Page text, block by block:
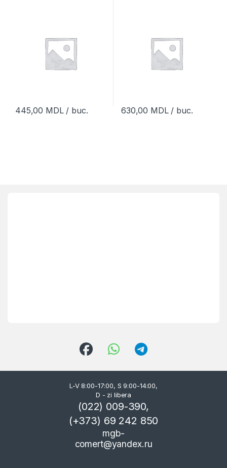
445,00 MDL/ buc. 630,00 MDL/ buc.
L-V 8:00-17:00, S 9:00-14:00,
D - zi libera
(022) 009-390,
(+373) 69 242 850
mgb-
comert@yandex.ru